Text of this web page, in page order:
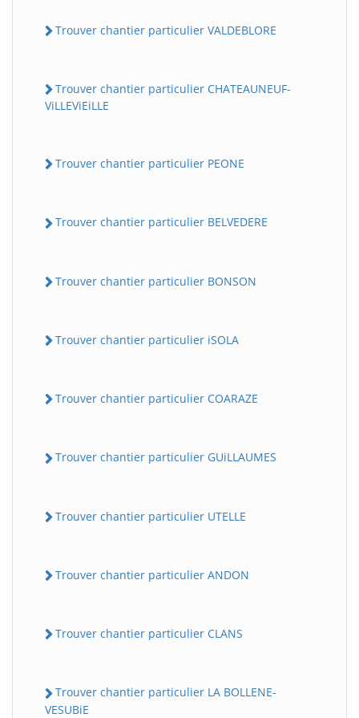
Trouver chantier particulier VALDEBLORE
Trouver chantier particulier CHATEAUNEUF-
ViLLEViEiLLE
Trouver chantier particulier PEONE
Trouver chantier particulier BELVEDERE
Trouver chantier particulier BONSON
Trouver chantier particulier iSOLA
Trouver chantier particulier COARAZE
Trouver chantier particulier GUiLLAUMES
Trouver chantier particulier UTELLE
Trouver chantier particulier ANDON
Trouver chantier particulier CLANS
Trouver chantier particulier LA BOLLENE-
VESUBiE